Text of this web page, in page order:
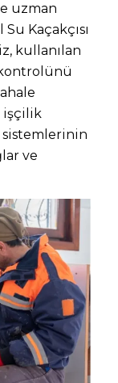
uzman
Kaçakçısı
kullanılan
işçilik
sistemlerinin
ve